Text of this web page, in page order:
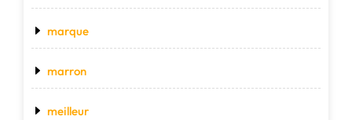
marque
marron
meilleur